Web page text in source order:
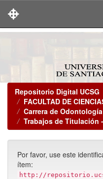
Repositorio Digital UCSG
FACULTAD DE
Carrera de Odontología
Trabajos de Titulación
Por favor, use este
ítem:
http://